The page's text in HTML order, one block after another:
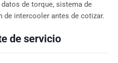
de torque, sistema de
de intercooler antes de cotizar.
de servicio